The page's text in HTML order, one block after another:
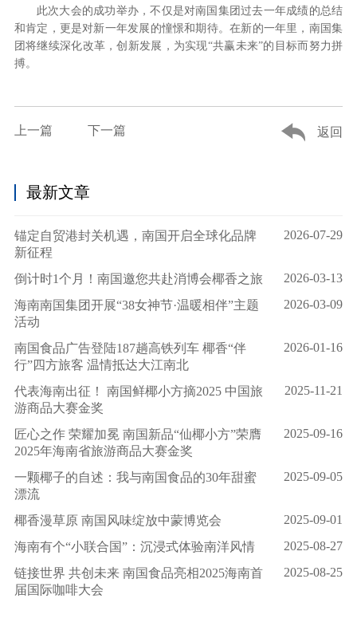
此次大会的成功举办，不仅是对南国集团过去一年成绩的总结
和肯定，更是对新一年发展的憧憬和期待。在新的一年里，南国集
团将继续深化改革，创新发展，为实现“共赢未来”的目标而努力拼
搏。
上一篇 下一篇 返回
最新文章
锚定自贸港封关机遇，南国开启全球化品牌
新征程
2026-07-29
倒计时1个月！南国邀您共赴消博会椰香之旅
2026-03-13
海南南国集团开展“38女神节·温暖相伴”主题
活动
2026-03-09
南国食品广告登陆187趟高铁列车 椰香“伴
行”四方旅客 温情抵达大江南北
2026-01-16
代表海南出征！ 南国鲜椰小方摘2025 中国旅
游商品大赛金奖
2025-11-21
匠心之作 荣耀加冕 南国新品“仙椰小方”荣膺
2025年海南省旅游商品大赛金奖
2025-09-16
一颗椰子的自述：我与南国食品的30年甜蜜
漂流
2025-09-05
椰香漫草原 南国风味绽放中蒙博览会
2025-09-01
海南有个“小联合国”：沉浸式体验南洋风情
2025-08-27
链接世界 共创未来 南国食品亮相2025海南首
届国际咖啡大会
2025-08-25